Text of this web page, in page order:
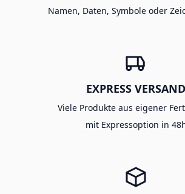
Namen, Daten, Symbole oder
EXPRESS VERSAND
Viele Produkte aus eigener
mit Expressoption in